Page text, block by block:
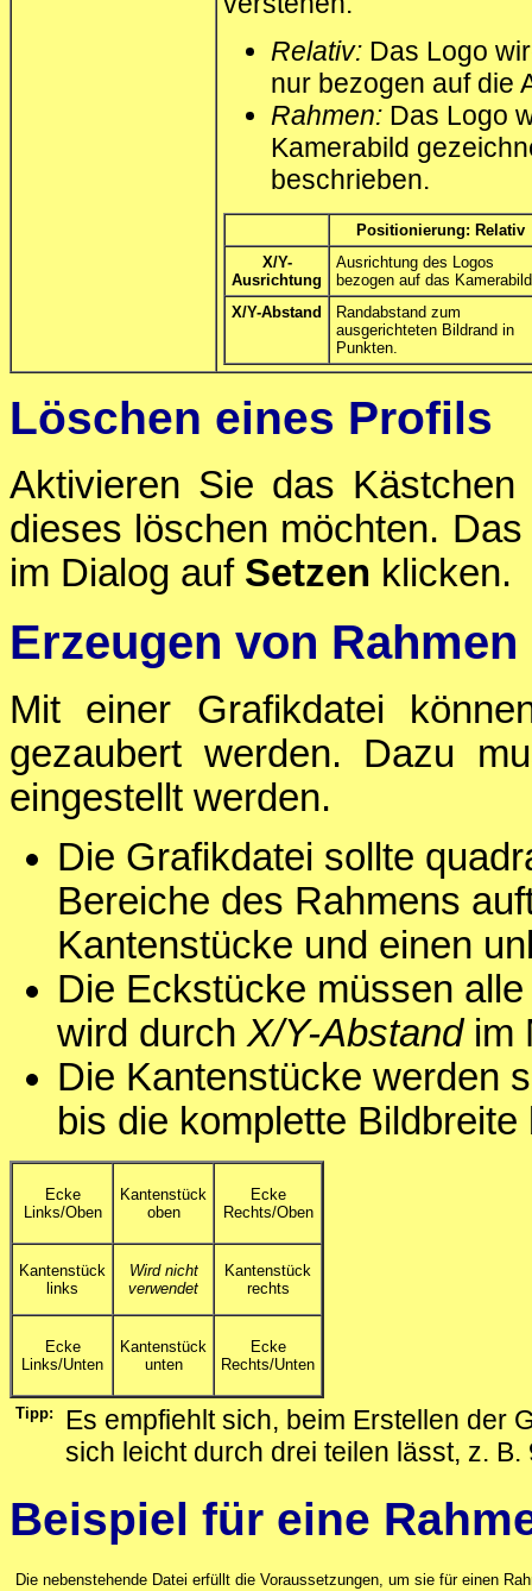
Relativ: Das Logo
nur bezogen auf die
Rahmen: Das Logo
Kamerabild
beschrieben.
Positionierung: Relativ
X/Y-
Ausrichtung
Ausrichtung des Logos
bezogen auf das
X/Y-Abstand
Randabstand zum
ausgerichteten Bildrand in
Punkten.
Löschen eines Profils
Aktivieren Sie das Kästchen
dieses löschen möchten.
im Dialog auf Setzen klicken.
Erzeugen von Rahmen
Mit einer Grafikdatei
gezaubert werden. Dazu
eingestellt werden.
Die Grafikdatei sollte
Bereiche des Rahmens
Kantenstücke und einen
Die Eckstücke müssen
wird durchX/Y-Abstandim
Die Kantenstücke werden
bis die komplette
Ecke
Links/Oben
Kantenstück
oben
Ecke
Rechts/Oben
Kantenstück
links
Wird nicht
verwendet
Kantenstück
rechts
Ecke
Links/Unten
Kantenstück
unten
Ecke
Rechts/Unten
Tipp:
Es empfiehlt sich, beim Erstellen der
sich leicht durch drei teilen lässt, z. B.
Beispiel für eine
Die nebenstehende Datei erfüllt die Voraussetzungen, um sie für einen